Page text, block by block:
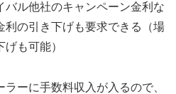
バル他社のキャンペーン金利な
利の引き下げも要求できる（場
も可能）
ラーに手数料収入が入るので、